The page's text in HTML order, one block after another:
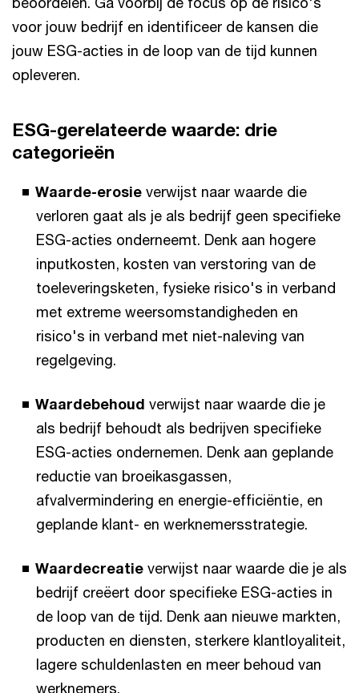
voor jouw bedrijf en identificeer de kansen die
jouw ESG-acties in de loop van de tijd kunnen
opleveren.
ESG-gerelateerde waarde: drie
categorieën
Waarde-erosie verwijst naar waarde die
verloren gaat als je als bedrijf geen specifieke
ESG-acties onderneemt. Denk aan hogere
inputkosten, kosten van verstoring van de
toeleveringsketen, fysieke risico's in verband
met extreme weersomstandigheden en
risico's in verband met niet-naleving van
regelgeving.
Waardebehoud verwijst naar waarde die je
als bedrijf behoudt als bedrijven specifieke
ESG-acties ondernemen. Denk aan geplande
reductie van broeikasgassen,
afvalvermindering en energie-efficiëntie, en
geplande klant- en werknemersstrategie.
Waardecreatie verwijst naar waarde die je als
bedrijf creëert door specifieke ESG-acties in
de loop van de tijd. Denk aan nieuwe markten,
producten en diensten, sterkere klantloyaliteit,
lagere schuldenlasten en meer behoud van
werknemers.